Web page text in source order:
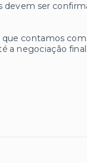
devem ser
que contamos
a negociação final.